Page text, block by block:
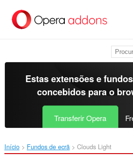
para
Estas extensões e
concebidos para o
Transferir Opera
Início Fundos de ecrã Clouds Light‎